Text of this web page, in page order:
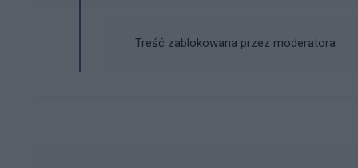
Treść zablokowana przez moderatora